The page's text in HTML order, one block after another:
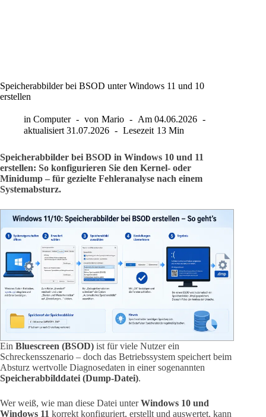
Speicherabbilder bei BSOD unter Windows 11 und 10
erstellen
in Computer von Mario Am 04.06.2026
aktualisiert 31.07.2026 Lesezeit 13 Min
Speicherabbilder bei BSOD in Windows 10 und 11
erstellen: So konfigurieren Sie den Kernel- oder
Minidump – für gezielte Fehleranalyse nach einem
Systemabsturz.
Ein Bluescreen (BSOD) ist für viele Nutzer ein
Schreckensszenario – doch das Betriebssystem speichert beim
Absturz wertvolle Diagnosedaten in einer sogenannten
Speicherabbilddatei (Dump-Datei).
Wer weiß, wie man diese Datei unterWindows 10 und
Windows 11 korrekt konfiguriert, erstellt und auswertet, kann